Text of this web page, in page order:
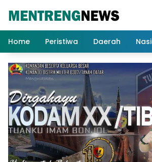
Home
Peristiwa Daerah